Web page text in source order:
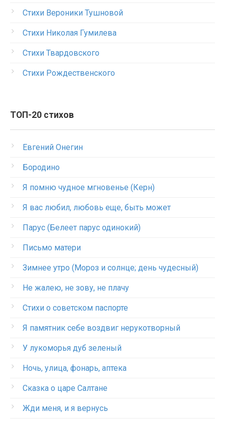
Стихи Вероники Тушновой
Стихи Николая Гумилева
Стихи Твардовского
Стихи Рождественского
ТОП-20 стихов
Евгений Онегин
Бородино
Я помню чудное мгновенье (Керн)
Я вас любил, любовь еще, быть может
Парус (Белеет парус одинокий)
Письмо матери
Зимнее утро (Мороз и солнце; день чудесный)
Не жалею, не зову, не плачу
Стихи о советском паспорте
Я памятник себе воздвиг нерукотворный
У лукоморья дуб зеленый
Ночь, улица, фонарь, аптека
Сказка о царе Салтане
Жди меня, и я вернусь